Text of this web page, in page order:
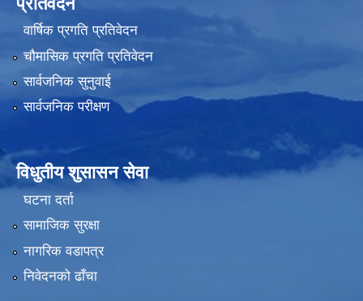
वार्षिक प्रगति प्रतिवेदन
चौमासिक प्रगति प्रतिवेदन
सार्वजनिक सुनुवाई
सार्वजनिक परीक्षण
विधुतीय शुसासन सेवा
घटना दर्ता
सामाजिक सुरक्षा
नागरिक वडापत्र
निवेदनको ढाँचा